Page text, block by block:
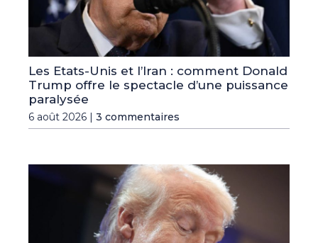
Les Etats-Unis et l’Iran : comment Donald
Trump offre le spectacle d’une puissance
paralysée
6 août 2026 | 3 commentaires